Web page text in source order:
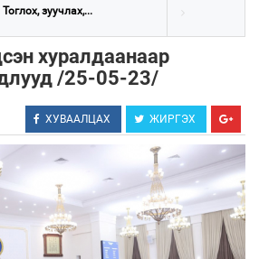
зуучлах,...
хуралдаанаар
/25-05-23/
ХУВААЛЦАХ ЖИРГЭХ